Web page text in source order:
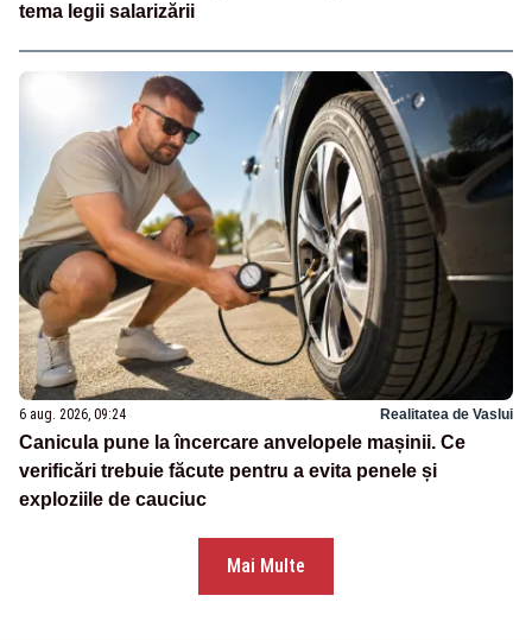
tema legii salarizării
6 aug. 2026, 09:24 Realitatea de Vaslui
Canicula pune la încercare anvelopele mașinii. Ce
verificări trebuie făcute pentru a evita penele și
exploziile de cauciuc
Mai Multe